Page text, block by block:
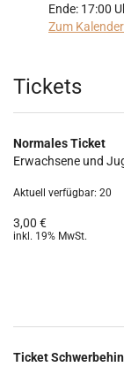
Ende: 17:00
Zum
Produkte
Tickets
Normales Ticket
Erwachsene und
Aktuell verfügbar: 20
3,00 €
inkl. 19% MwSt.
Ticket